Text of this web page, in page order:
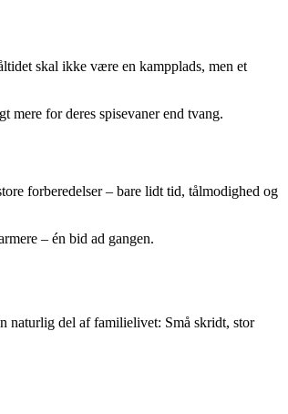
skal ikke være en kampplads, men et
mere for deres spisevaner end tvang.
forberedelser – bare lidt tid, tålmodighed og
– én bid ad gangen.
naturlig del af familielivet: Små skridt, stor